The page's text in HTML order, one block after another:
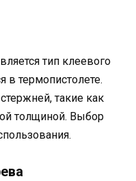
тип клеевого
в термопистолете.
такие как
толщиной. Выбор